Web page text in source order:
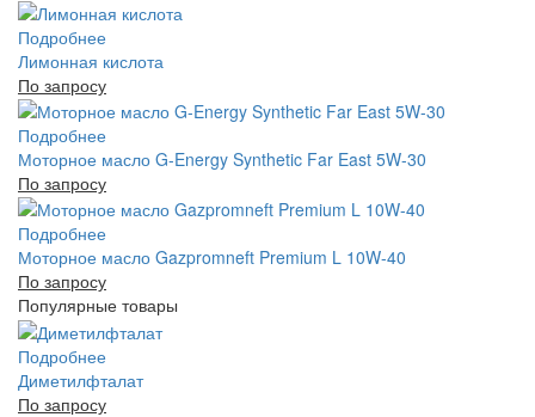
Подробнее
Лимонная кислота
По запросу
Подробнее
Моторное масло G-Energy Synthetic Far East 5W-30
По запросу
Подробнее
Моторное масло Gazpromneft Premium L 10W-40
По запросу
Популярные товары
Подробнее
Диметилфталат
По запросу